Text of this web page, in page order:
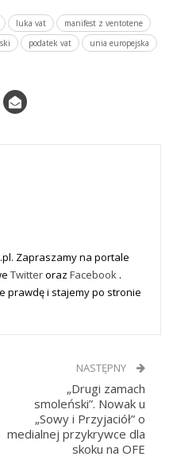
luka vat
manifest z ventotene
podatek vat unia europejska
Zapraszamy na portale
Twitteroraz Facebook .
prawdę i stajemy po stronie
NASTĘPNY
„Drugi zamach
smoleński”. Nowak u
„Sowy i Przyjaciół” o
medialnej przykrywce dla
skoku na OFE